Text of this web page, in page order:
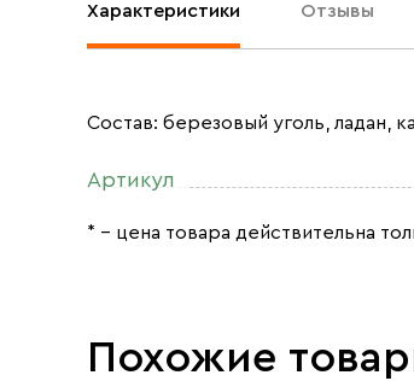
Характеристики Отзывы
Состав: березовый уголь, ладан,
Артикул
* – цена товара действительна
Похожие